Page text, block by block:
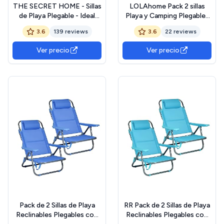
THE SECRET HOME - Sillas
de Playa Plegable - Ideal
para Playa y Piscina
3.6 139 reviews
Ver precio
LOLAhome Pack 2 sillas
Playa y Camping Plegables
con Cierre de Seguridad,
Estructura Acero Pintura
Epoxi anticorrosión, Tejido
loneta Oxford 600 D
poliéster Azul Marino,
3.6 22 reviews
Ver precio
Pack de 2 Sillas de Playa
Reclinables Plegables con
RR Pack de 2 Sillas de Playa
Reclinables Plegables con